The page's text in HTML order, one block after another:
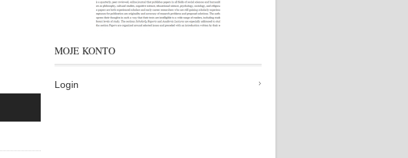
MOJE KONTO
Login